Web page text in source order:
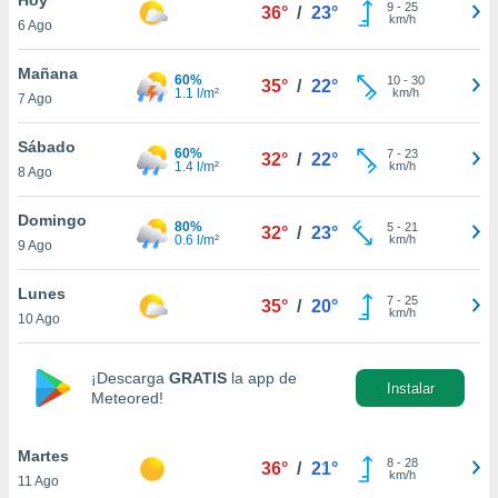
en
más
nuestra
de
aceptar
de
6 Ago
36° / 23° 9- 25
km/h
Mañana
7 Ago
60%
1.1 l/m²
35° / 22° 10- 30
km/h
Sábado
8 Ago
60%
1.4 l/m²
32° / 22° 7- 23
km/h
Domingo
9 Ago
80%
0.6 l/m²
32° / 23° 5- 21
km/h
Lunes
10 Ago
35° / 20° 7- 25
km/h
¡Descarga GRATIS la app de
Meteored!
Instalar
Martes
11 Ago
36° / 21° 8- 28
km/h